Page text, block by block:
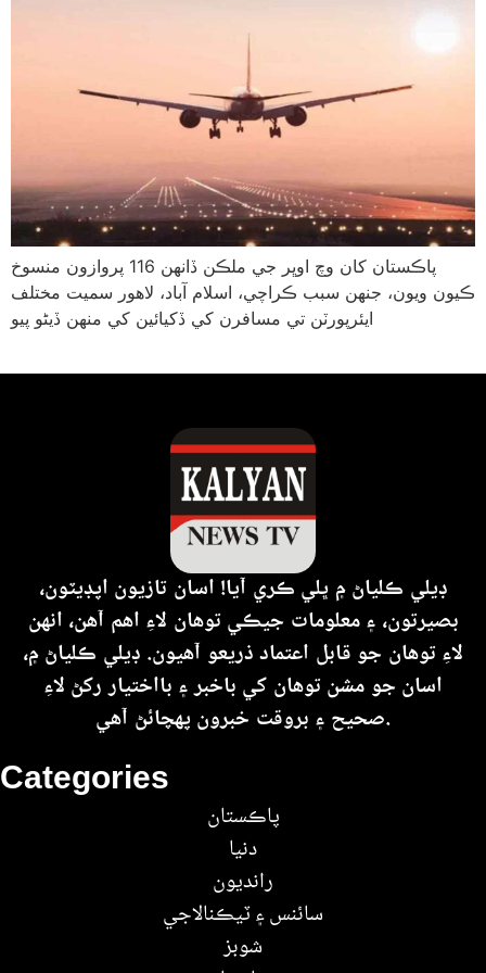
پاڪستان کان وچ اوڀر جي ملڪن ڏانهن 116 پروازون منسوخ
ڪيون ويون، جنهن سبب ڪراچي، اسلام آباد، لاهور سميت مختلف
ايئرپورٽن تي مسافرن کي ڏکيائين کي منهن ڏيڻو پيو
Categories
پاڪستان
دنيا
رانديون
سائنس ۽ ٽيڪنالاجي
شوبز
ڊيلي ڪلياڻ ۾ ڀلي ڪري آيا! اسان تازيون اپڊيٽون،
بصيرتون، ۽ معلومات جيڪي توهان لاءِ اهم آهن، انهن
لاءِ توهان جو قابل اعتماد ذريعو آهيون. ڊيلي ڪلياڻ ۾،
اسان جو مشن توهان کي باخبر ۽ بااختيار رکڻ لاءِ
صحيح ۽ بروقت خبرون پهچائڻ آهي.